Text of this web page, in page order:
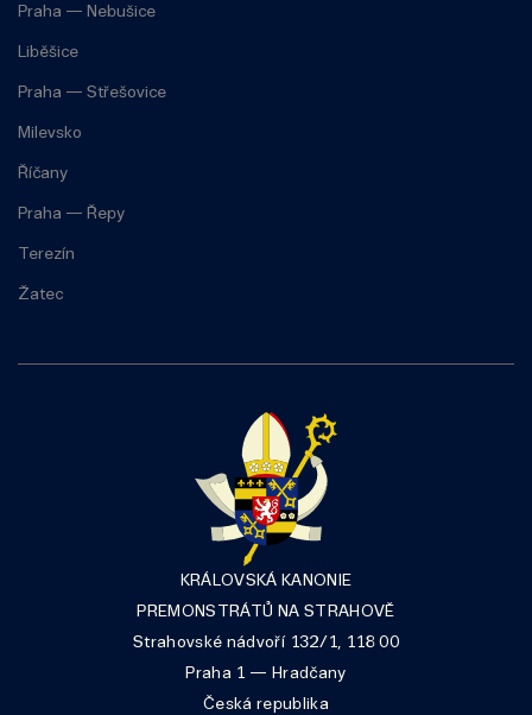
KRÁLOVSKÁ KANONIE
PREMONSTRÁTŮ NA STRAHOVĚ
Strahovské nádvoří 132/1, 118 00
Praha 1 — Hradčany
Česká republika
Praha — Nebušice
Liběšice
Praha — Střešovice
Milevsko
Říčany
Praha — Řepy
Terezín
Žatec